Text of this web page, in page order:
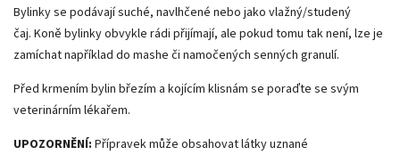
Bylinky se podávají suché, navlhčené nebo jako vlažný/studený
čaj. Koně bylinky obvykle rádi přijímají, ale pokud tomu tak není, lze je
zamíchat například do mashe či namočených senných granulí.
Před krmením bylin březím a kojícím klisnám se poraďte se svým
veterinárním lékařem.
UPOZORNĚNÍ: Přípravek může obsahovat látky uznané